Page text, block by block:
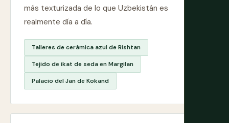
más texturizada de lo que Uzbekistán es
realmente día a día.
Talleres de cerámica azul de Rishtan
Tejido de ikat de seda en Margilan
Palacio del Jan de Kokand